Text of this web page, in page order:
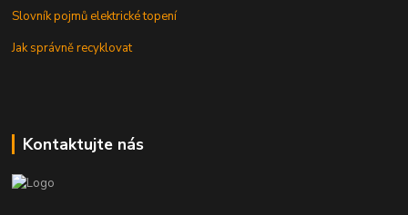
Slovník pojmů elektrické topení
Jak správně recyklovat
Kontaktujte nás